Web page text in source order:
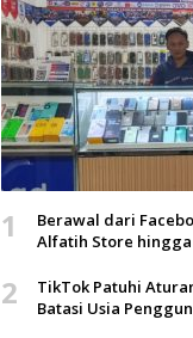
1
Berawal dari
Alfatih Store hingga
2
TikTok Patuhi
Batasi Usia